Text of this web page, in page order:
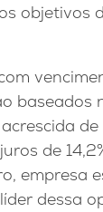
objetivos
baseados
de
empresa
dessa